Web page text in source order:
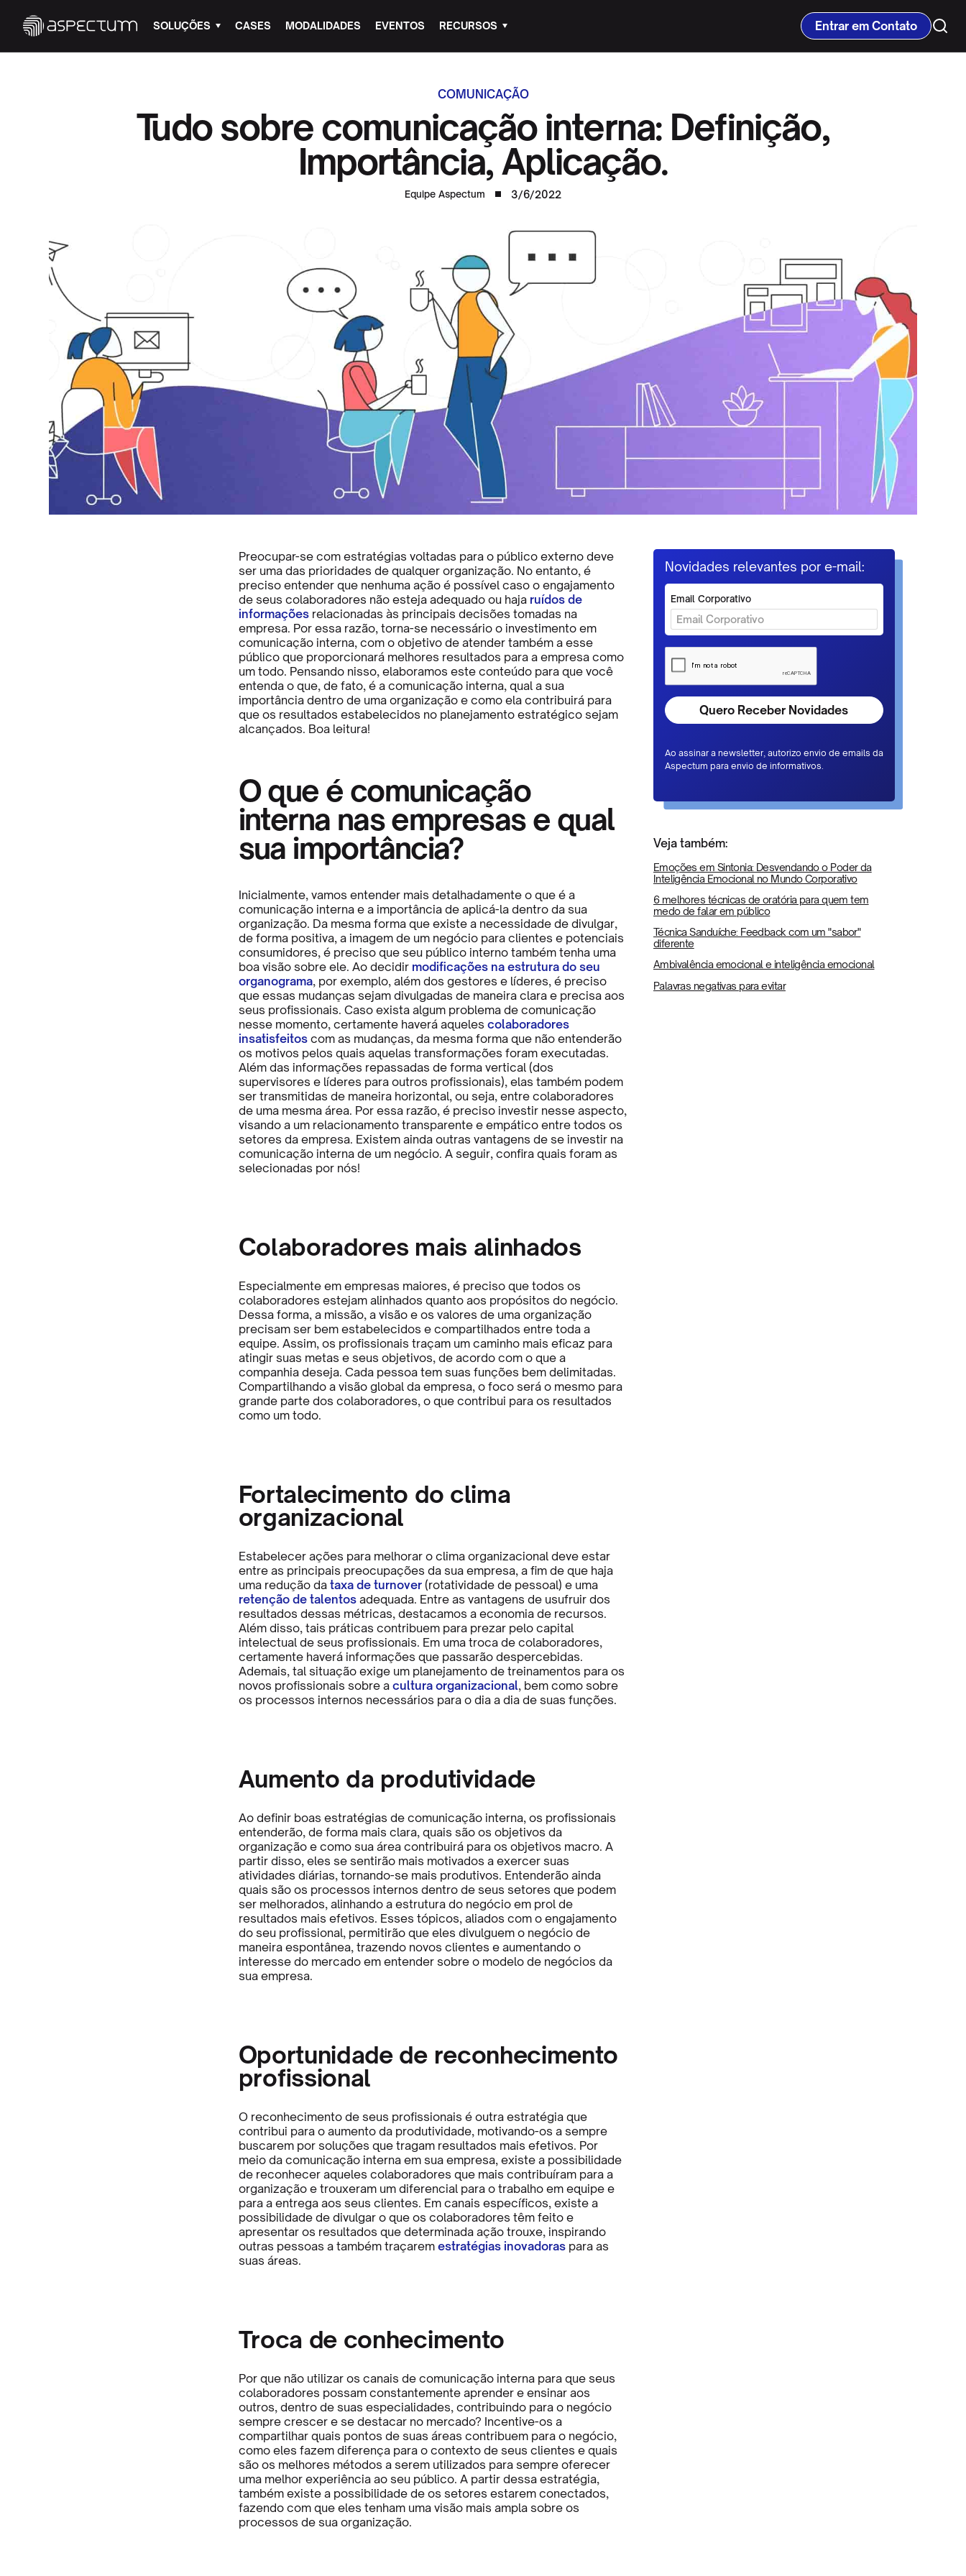
SOLUÇÕES CASES MODALIDADES EVENTOS RECURSOS Entrar em Contato
COMUNICAÇÃO
Tudo sobre comunicação interna: Definição,
Importância, Aplicação.
Equipe Aspectum 3/6/2022
Preocupar-se com estratégias voltadas para o público externo deve
ser uma das prioridades de qualquer organização. No entanto, é
preciso entender que nenhuma ação é possível caso o engajamento
de seus colaboradores não esteja adequado ou hajaruídos de
informaçõesrelacionadas às principais decisões tomadas na
empresa. Por essa razão, torna-se necessário o investimento em
comunicação interna, com o objetivo de atender também a esse
público que proporcionará melhores resultados para a empresa como
um todo. Pensando nisso, elaboramos este conteúdo para que você
entenda o que, de fato, é a comunicação interna, qual a sua
importância dentro de uma organização e como ela contribuirá para
que os resultados estabelecidos no planejamento estratégico sejam
alcançados. Boa leitura!
O que é comunicação
interna nas empresas e qual
sua importância?
Inicialmente, vamos entender mais detalhadamente o que é a
comunicação interna e a importância de aplicá-la dentro da sua
organização. Da mesma forma que existe a necessidade de divulgar,
de forma positiva, a imagem de um negócio para clientes e potenciais
consumidores, é preciso que seu público interno também tenha uma
boa visão sobre ele. Ao decidirmodificações na estrutura do seu
organograma, por exemplo, além dos gestores e líderes, é preciso
que essas mudanças sejam divulgadas de maneira clara e precisa aos
seus profissionais. Caso exista algum problema de comunicação
nesse momento, certamente haverá aqueles colaboradores
insatisfeitoscom as mudanças, da mesma forma que não entenderão
os motivos pelos quais aquelas transformações foram executadas.
Além das informações repassadas de forma vertical (dos
supervisores e líderes para outros profissionais), elas também podem
ser transmitidas de maneira horizontal, ou seja, entre colaboradores
de uma mesma área. Por essa razão, é preciso investir nesse aspecto,
visando a um relacionamento transparente e empático entre todos os
setores da empresa. Existem ainda outras vantagens de se investir na
comunicação interna de um negócio. A seguir, confira quais foram as
selecionadas por nós!
Colaboradores mais alinhados
Especialmente em empresas maiores, é preciso que todos os
colaboradores estejam alinhados quanto aos propósitos do negócio.
Dessa forma, a missão, a visão e os valores de uma organização
precisam ser bem estabelecidos e compartilhados entre toda a
equipe. Assim, os profissionais traçam um caminho mais eficaz para
atingir suas metas e seus objetivos, de acordo com o que a
companhia deseja. Cada pessoa tem suas funções bem delimitadas.
Compartilhando a visão global da empresa, o foco será o mesmo para
grande parte dos colaboradores, o que contribui para os resultados
como um todo.
Fortalecimento do clima
organizacional
Estabelecer ações para melhorar o clima organizacional deve estar
entre as principais preocupações da sua empresa, a fim de que haja
uma redução dataxa de turnover(rotatividade de pessoal) e uma
retenção de talentosadequada. Entre as vantagens de usufruir dos
resultados dessas métricas, destacamos a economia de recursos.
Além disso, tais práticas contribuem para prezar pelo capital
intelectual de seus profissionais. Em uma troca de colaboradores,
certamente haverá informações que passarão despercebidas.
Ademais, tal situação exige um planejamento de treinamentos para os
novos profissionais sobre acultura organizacional, bem como sobre
os processos internos necessários para o dia a dia de suas funções.
Aumento da produtividade
Ao definir boas estratégias de comunicação interna, os profissionais
entenderão, de forma mais clara, quais são os objetivos da
organização e como sua área contribuirá para os objetivos macro. A
partir disso, eles se sentirão mais motivados a exercer suas
atividades diárias, tornando-se mais produtivos. Entenderão ainda
quais são os processos internos dentro de seus setores que podem
ser melhorados, alinhando a estrutura do negócio em prol de
resultados mais efetivos. Esses tópicos, aliados com o engajamento
do seu profissional, permitirão que eles divulguem o negócio de
maneira espontânea, trazendo novos clientes e aumentando o
interesse do mercado em entender sobre o modelo de negócios da
sua empresa.
Oportunidade de reconhecimento
profissional
O reconhecimento de seus profissionais é outra estratégia que
contribui para o aumento da produtividade, motivando-os a sempre
buscarem por soluções que tragam resultados mais efetivos. Por
meio da comunicação interna em sua empresa, existe a possibilidade
de reconhecer aqueles colaboradores que mais contribuíram para a
organização e trouxeram um diferencial para o trabalho em equipe e
para a entrega aos seus clientes. Em canais específicos, existe a
possibilidade de divulgar o que os colaboradores têm feito e
apresentar os resultados que determinada ação trouxe, inspirando
outras pessoas a também traçaremestratégias inovadoraspara as
suas áreas.
Troca de conhecimento
Por que não utilizar os canais de comunicação interna para que seus
colaboradores possam constantemente aprender e ensinar aos
outros, dentro de suas especialidades, contribuindo para o negócio
sempre crescer e se destacar no mercado? Incentive-os a
compartilhar quais pontos de suas áreas contribuem para o negócio,
como eles fazem diferença para o contexto de seus clientes e quais
são os melhores métodos a serem utilizados para sempre oferecer
uma melhor experiência ao seu público. A partir dessa estratégia,
também existe a possibilidade de os setores estarem conectados,
fazendo com que eles tenham uma visão mais ampla sobre os
processos de sua organização.
Novidades relevantes por e-mail:
Email Corporativo
Ao assinar a newsletter, autorizo envio de emails da
Aspectum para envio de informativos.
Veja também:
Emoções em Sintonia: Desvendando o Poder da
Inteligência Emocional no Mundo Corporativo
6 melhores técnicas de oratória para quem tem
medo de falar em público
Técnica Sanduíche: Feedback com um "sabor"
diferente
Ambivalência emocional e inteligência emocional
Palavras negativas para evitar